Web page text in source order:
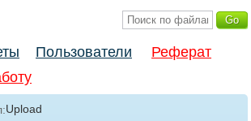
Пользователи
Реферат
Upload